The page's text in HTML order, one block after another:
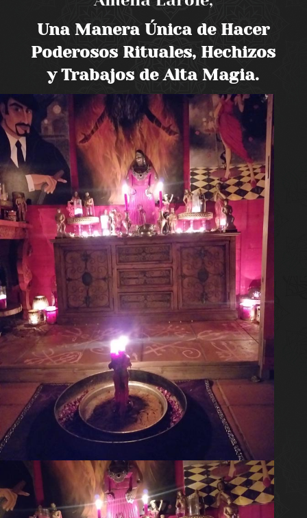
Una Manera Única de Hacer
Poderosos Rituales, Hechizos
y Trabajos de Alta Magia.